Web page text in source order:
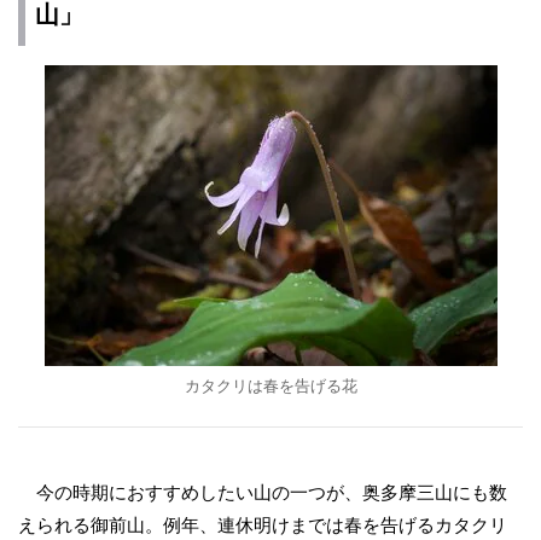
山」
カタクリは春を告げる花
今の時期におすすめしたい山の一つが、奥多摩三山にも数
えられる御前山。例年、連休明けまでは春を告げるカタクリ